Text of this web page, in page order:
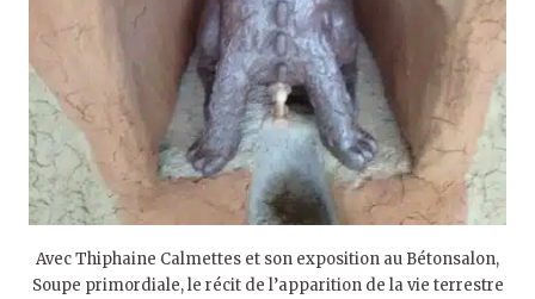
Avec Thiphaine Calmettes et son exposition au Bétonsalon,
Soupe primordiale, le récit de l’apparition de la vie terrestre